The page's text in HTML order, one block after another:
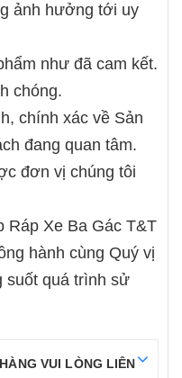
ảnh hưởng tới uy
như đã cam kết.
chóng.
chính xác về Sản
đang quan tâm.
đơn vị chúng tôi
Ráp Xe Ba Gác T&T
hành cùng Quý vị
suốt quá trình sử
VUI LÒNG LIÊN